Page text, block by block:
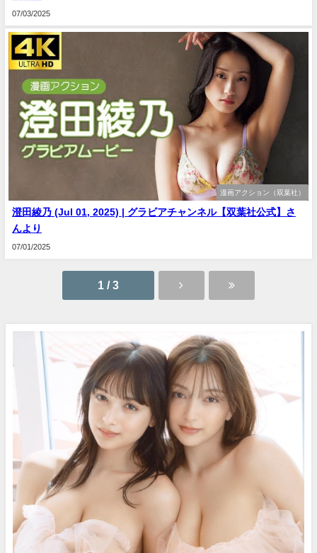
07/03/2025
漫画アクション（双葉社）
澄田綾乃 (Jul 01, 2025) | グラビアチャンネル【双葉社公式】さ
んより
07/01/2025
1 / 3